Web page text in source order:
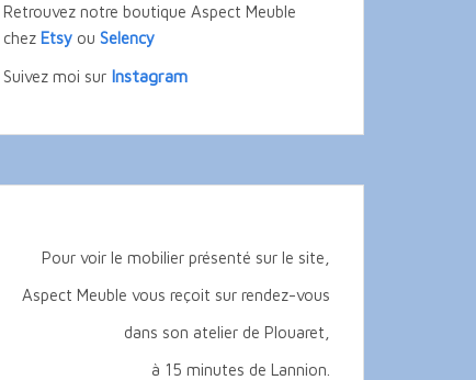
Retrouvez notre boutique Aspect Meuble
chez Etsy ou Selency
Suivez moi sur Instagram
Pour voir le mobilier présenté sur le site,
Aspect Meuble vous reçoit sur rendez-vous
dans son atelier de Plouaret,
à 15 minutes de Lannion.